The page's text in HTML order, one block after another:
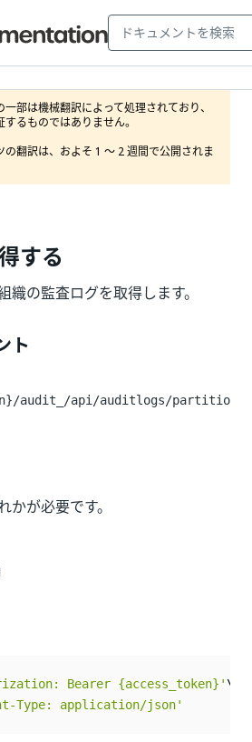
部は機械翻訳によって処理されており、
るものではありません。
の翻訳は、およそ 1 ～ 2 週間で公開されま
する
織の監査ログを取得します。
ト
audit_
/api/auditlogs/partitio
が必要です。
Bearer {access_token}'
Type: application/json'